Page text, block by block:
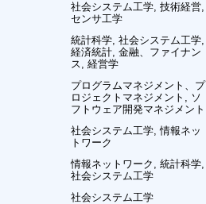
社会システム工学, 技術経営,
センサ工学
統計科学, 社会システム工学,
経済統計, 金融、ファイナン
ス, 経営学
プログラムマネジメント、プ
ロジェクトマネジメント, ソ
フトウェア開発マネジメント
社会システム工学, 情報ネッ
トワーク
情報ネットワーク, 統計科学,
社会システム工学
社会システム工学